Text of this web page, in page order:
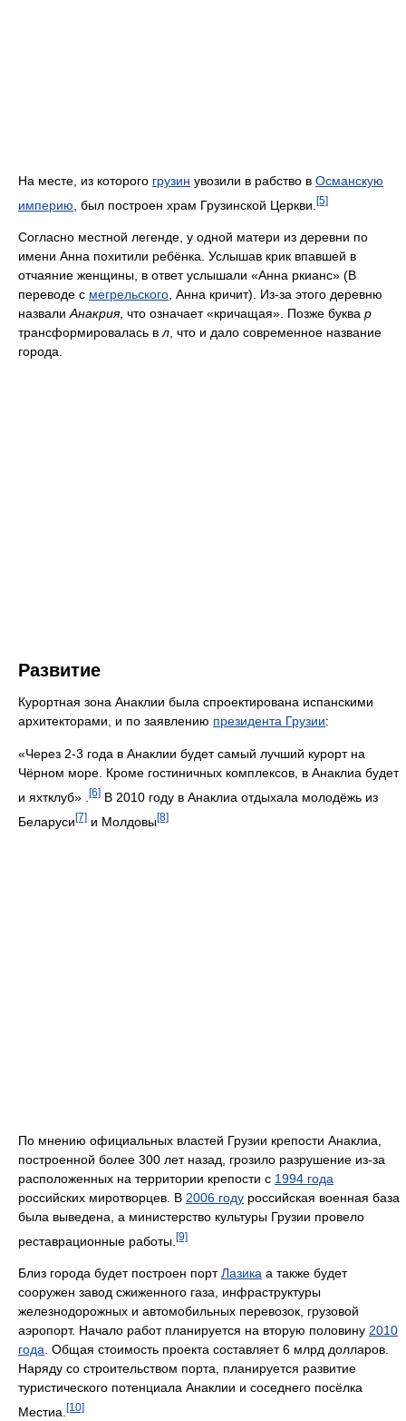
На месте, из которого грузин увозили в рабство в Османскую
империю , был построен храм Грузинской Церкви. [5]
Согласно местной легенде, у одной матери из деревни по
имени Анна похитили ребёнка. Услышав крик впавшей в
отчаяние женщины, в ответ услышали «Анна ркианс» (В
переводе с мегрельского, Анна кричит). Из-за этого деревню
назвалиАнакрия, что означает «кричащая». Позже буква р
трансформировалась вл, что и дало современное название
города.
Развитие
Курортная зона Анаклии была спроектирована испанскими
архитекторами, и по заявлению президента Грузии:
«Через 2-3 года в Анаклии будет самый лучший курорт на
Чёрном море. Кроме гостиничных комплексов, в Анаклиа будет
и яхтклуб» .
[6] В 2010 году в Анаклиа отдыхала молодёжь из
Беларуси[7] и Молдовы[8]
По мнению официальных властей Грузии крепости Анаклиа,
построенной более 300 лет назад, грозило разрушение из-за
расположенных на территории крепости с 1994 года
российских миротворцев. В 2006 году российская военная база
была выведена, а министерство культуры Грузии провело
реставрационные работы. [9]
Близ города будет построен портЛазика а также будет
сооружен завод сжиженного газа, инфраструктуры
железнодорожных и автомобильных перевозок, грузовой
аэропорт. Начало работ планируется на вторую половину 2010
года. Общая стоимость проекта составляет 6 млрд долларов.
Наряду со строительством порта, планируется развитие
туристического потенциала Анаклии и соседнего посёлка
Местиа. [10]